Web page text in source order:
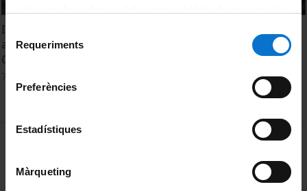
consultar laPolítica de galetes del lloc web de la
de
consentiment
Requeriments
Preferències
Estadístiques
Màrqueting
III. Energy and Environmental Policy. Cost-effectiveness
and Incidence of Renewable Energy Promotion in
Germany. Christoph Böhringer
MENÚ PEU 1